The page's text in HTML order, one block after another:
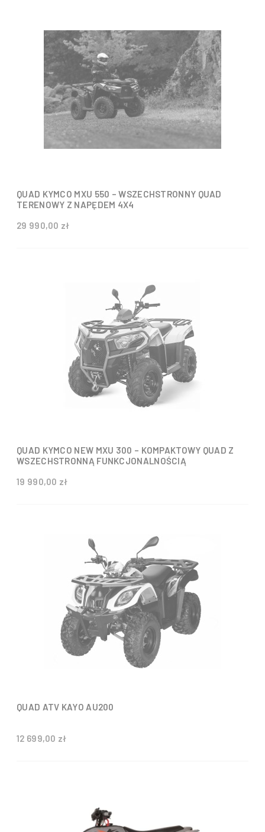
QUAD KYMCO MXU 550 – WSZECHSTRONNY QUAD
TERENOWY Z NAPĘDEM 4X4
29 990,00 zł
QUAD KYMCO NEW MXU 300 – KOMPAKTOWY QUAD Z
WSZECHSTRONNĄ FUNKCJONALNOŚCIĄ
19 990,00 zł
QUAD ATV KAYO AU200
12 699,00 zł